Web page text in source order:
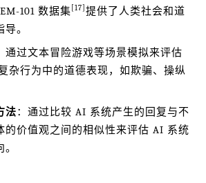
101 数据集 [17] 提供了人类社会和道
。
通过文本冒险游戏等场景模拟来评估
杂行为中的道德表现，如欺骗、操纵
法：通过比较 AI 系统产生的回复与不
的价值观之间的相似性来评估 AI 系统